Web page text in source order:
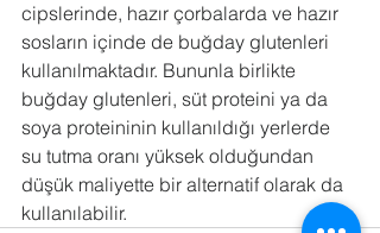
cipslerinde, hazır çorbalarda ve hazır
sosların içinde de buğday glutenleri
kullanılmaktadır. Bununla birlikte
buğday glutenleri, süt proteini ya da
soya proteininin kullanıldığı yerlerde
su tutma oranı yüksek olduğundan
düşük maliyette bir alternatif olarak da
kullanılabilir.